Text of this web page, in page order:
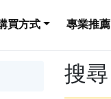
買方式 專業推薦
搜尋